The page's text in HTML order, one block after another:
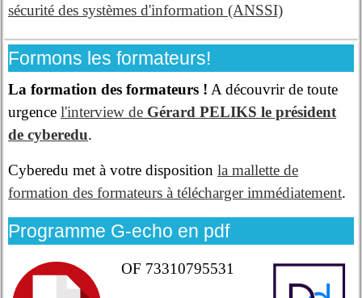
sécurité des systèmes d'information (ANSSI)
Formons les formateurs!
La formation des formateurs ! A découvrir de toute
urgence l'interview de Gérard PELIKS le président
de cyberedu.
Cyberedu met à votre disposition la mallette de
formation des formateurs à télécharger immédiatement.
Programme G-echo en pdf
OF 73310795531